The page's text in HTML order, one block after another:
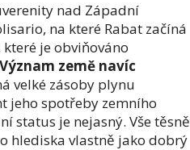
nad Západní
na které Rabat začíná
je obviňováno
Význam země navíc
velké zásoby plynu
jeho spotřeby zemního
status je nejasný. Vše těsně
hlediska vlastně jako dobrý